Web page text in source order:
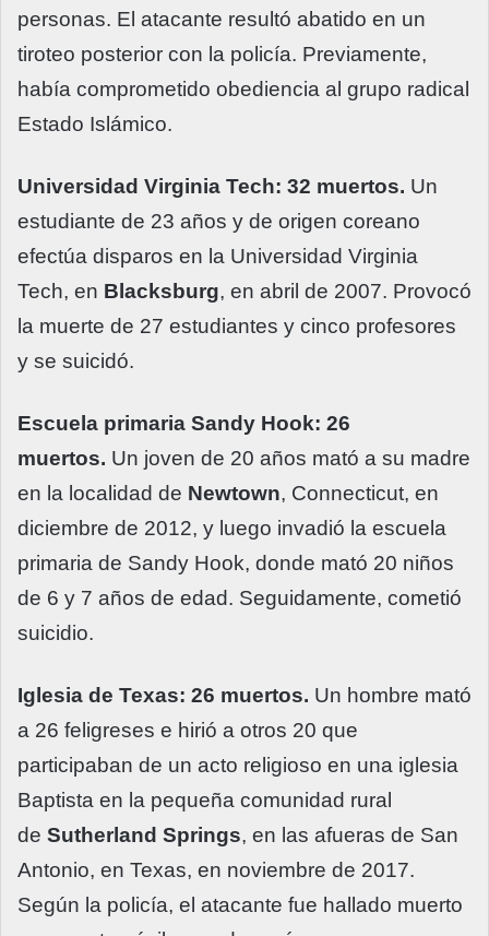
personas. El atacante resultó abatido en un
tiroteo posterior con la policía. Previamente,
había comprometido obediencia al grupo radical
Estado Islámico.
Universidad Virginia Tech: 32 muertos. Un
estudiante de 23 años y de origen coreano
efectúa disparos en la Universidad Virginia
Tech, en Blacksburg, en abril de 2007. Provocó
la muerte de 27 estudiantes y cinco profesores
y se suicidó.
Escuela primaria Sandy Hook: 26
muertos. Un joven de 20 años mató a su madre
en la localidad de Newtown, Connecticut, en
diciembre de 2012, y luego invadió la escuela
primaria de Sandy Hook, donde mató 20 niños
de 6 y 7 años de edad. Seguidamente, cometió
suicidio.
Iglesia de Texas: 26 muertos. Un hombre mató
a 26 feligreses e hirió a otros 20 que
participaban de un acto religioso en una iglesia
Baptista en la pequeña comunidad rural
de Sutherland Springs, en las afueras de San
Antonio, en Texas, en noviembre de 2017.
Según la policía, el atacante fue hallado muerto